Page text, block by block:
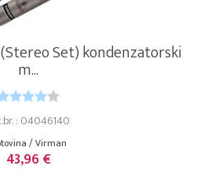
Set) kondenzatorski
m...
: 04046140
/ Virman
43,96 €